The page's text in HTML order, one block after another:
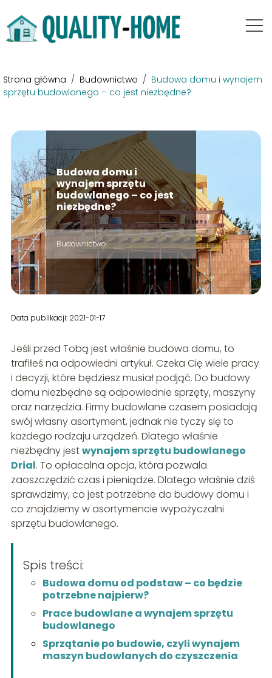
Strona główna / Budownictwo / Budowa domu i wynajem
sprzętu budowlanego – co jest niezbędne?
Budowa domu i
wynajem sprzętu
budowlanego – co jest
niezbędne?
Budownictwo
Data publikacji: 2021-01-17
Jeśli przed Tobą jest właśnie budowa domu, to
trafiłeś na odpowiedni artykuł. Czeka Cię wiele pracy
i decyzji, które będziesz musiał podjąć. Do budowy
domu niezbędne są odpowiednie sprzęty, maszyny
oraz narzędzia. Firmy budowlane czasem posiadają
swój własny asortyment, jednak nie tyczy się to
każdego rodzaju urządzeń. Dlatego właśnie
niezbędny jestwynajem sprzętu budowlanego
Drial. To opłacalna opcja, która pozwala
zaoszczędzić czas i pieniądze. Dlatego właśnie dziś
sprawdzimy, co jest potrzebne do budowy domu i
co znajdziemy w asortymencie wypożyczalni
sprzętu budowlanego.
Spis treści:
Budowa domu od podstaw – co będzie
potrzebne najpierw?
Prace budowlane a wynajem sprzętu
budowlanego
Sprzątanie po budowie, czyli wynajem
maszyn budowlanych do czyszczenia